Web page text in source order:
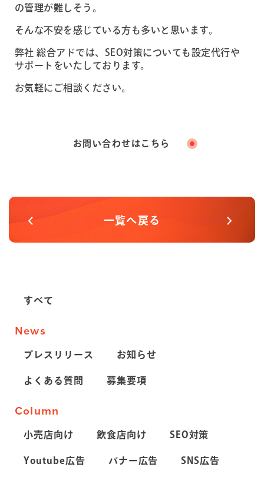
の管理が難しそう。
そんな不安を感じている方も多いと思います。
弊社 総合アドでは、SEO対策についても設定代行や
サポートをいたしております。
お気軽にご相談ください。
お問い合わせはこちら
一覧へ戻る
すべて
News
プレスリリース お知らせ
よくある質問 募集要項
Column
小売店向け 飲食店向け SEO対策
Youtube広告 バナー広告 SNS広告